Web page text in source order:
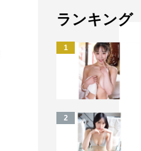
ランキング
1
2